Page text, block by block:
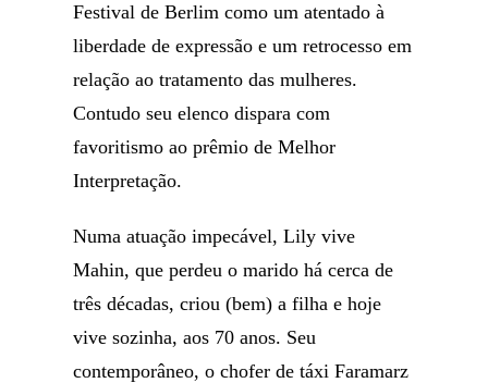
Festival de Berlim como um atentado à
liberdade de expressão e um retrocesso em
relação ao tratamento das mulheres.
Contudo seu elenco dispara com
favoritismo ao prêmio de Melhor
Interpretação.
Numa atuação impecável, Lily vive
Mahin, que perdeu o marido há cerca de
três décadas, criou (bem) a filha e hoje
vive sozinha, aos 70 anos. Seu
contemporâneo, o chofer de táxi Faramarz